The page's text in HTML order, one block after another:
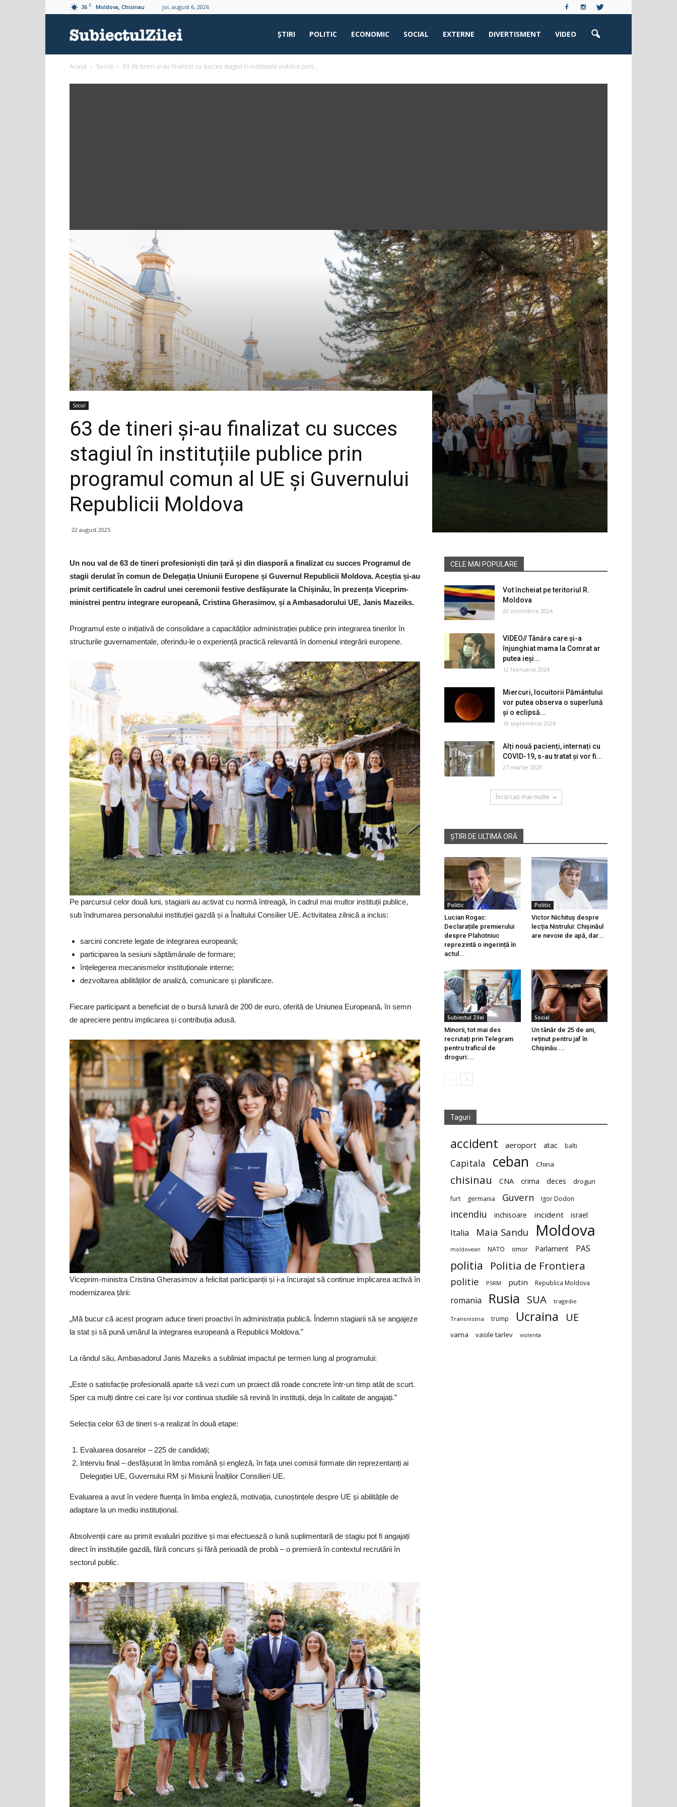
36 C Moldova, Chisinau joi, august 6, 2026
ŞTIRI POLITIC ECONOMIC SOCIAL EXTERNE DIVERTISMENT VIDEO
Acasă Social 63 de tineri și-au finalizat cu succes stagiul în instituțiile publice prin...
Social
63 de tineri și-au finalizat cu succes
stagiul în instituțiile publice prin
programul comun al UE și Guvernului
Republicii Moldova
22 august 2025
Un nou val de 63 de tineri profesioniști din țară și din diasporă a finalizat cu succes Programul de
stagii derulat în comun de Delegația Uniunii Europene și Guvernul Republicii Moldova. Aceștia și-au
primit certificatele în cadrul unei ceremonii festive desfășurate la Chișinău, în prezența Viceprim-
ministrei pentru integrare europeană, Cristina Gherasimov, și a Ambasadorului UE, Janis Mazeiks.
Programul este o inițiativă de consolidare a capacităților administrației publice prin integrarea tinerilor în
structurile guvernamentale, oferindu-le o experiență practică relevantă în domeniul integrării europene.
Pe parcursul celor două luni, stagiarii au activat cu normă întreagă, în cadrul mai multor instituții publice,
sub îndrumarea personalului instituției gazdă și a Înaltului Consilier UE. Activitatea zilnică a inclus:
sarcini concrete legate de integrarea europeană;
participarea la sesiuni săptămânale de formare;
înțelegerea mecanismelor instituționale interne;
dezvoltarea abilităților de analiză, comunicare și planificare.
Fiecare participant a beneficiat de o bursă lunară de 200 de euro, oferită de Uniunea Europeană, în semn
de apreciere pentru implicarea și contribuția adusă.
Viceprim-ministra Cristina Gherasimov a felicitat participanții și i-a încurajat să continue implicarea activă în
modernizarea țării:
„Mă bucur că acest program aduce tineri proactivi în administrația publică. Îndemn stagiarii să se angajeze
la stat și să pună umărul la integrarea europeană a Republicii Moldova.”
La rândul său, Ambasadorul Janis Mazeiks a subliniat impactul pe termen lung al programului:
„Este o satisfacție profesională aparte să vezi cum un proiect dă roade concrete într-un timp atât de scurt.
Sper ca mulți dintre cei care își vor continua studiile să revină în instituții, deja în calitate de angajați.”
Selecția celor 63 de tineri s-a realizat în două etape:
Evaluarea dosarelor – 225 de candidați;
Interviu final – desfășurat în limba română și engleză, în fața unei comisii formate din reprezentanți ai
Delegației UE, Guvernului RM și Misiunii Înalților Consilieri UE.
Evaluarea a avut în vedere fluența în limba engleză, motivația, cunoștințele despre UE și abilitățile de
adaptare la un mediu instituțional.
Absolvenții care au primit evaluări pozitive și mai efectuează o lună suplimentară de stagiu pot fi angajați
direct în instituțiile gazdă, fără concurs și fără perioadă de probă – o premieră în contextul recrutării în
sectorul public.
CELE MAI POPULARE
Vot încheiat pe teritoriul R.
Moldova
20 octombrie 2024
VIDEO// Tânăra care și-a
înjunghiat mama la Comrat ar
putea ieși...
12 februarie 2024
Miercuri, locuitorii Pământului
vor putea observa o superlună
și o eclipsă...
18 septembrie 2024
Alți nouă pacienți, internați cu
COVID-19, s-au tratat și vor fi...
27 martie 2020
Încărcați mai multe
ȘTIRI DE ULTIMĂ ORĂ
Politic
Lucian Rogac:
Declarațiile premierului
despre Plahotniuc
reprezintă o ingerință în
actul...
Politic
Victor Nichituș despre
lecția Nistrului: Chișinăul
are nevoie de apă, dar...
Subiectul Zilei
Minorii, tot mai des
recrutați prin Telegram
pentru traficul de
droguri:...
Social
Un tânăr de 25 de ani,
reținut pentru jaf în
Chișinău....
Taguri
accident aeroport atac balti
Capitala ceban China
chisinau CNA crima deces droguri
furt germania Guvern Igor Dodon
incendiu inchisoare incident israel
Italia Maia Sandu Moldova
moldovean NATO omor Parlament PAS
politia Politia de Frontiera
politie PSRM putin Republica Moldova
romania Rusia SUA tragedie
Transnistria trump Ucraina UE
vama vasile tarlev violenta